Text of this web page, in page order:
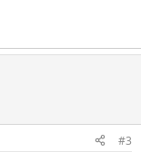
#3